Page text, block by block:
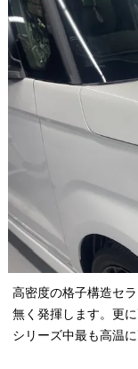
高密度の格子構造セ
無く発揮します。更
シリーズ中最も高温